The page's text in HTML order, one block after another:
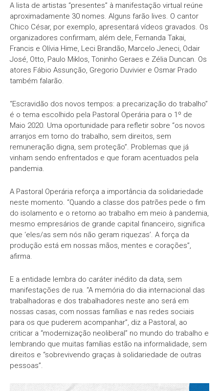
A lista de artistas “presentes” à manifestação virtual reúne
aproximadamente 30 nomes. Alguns farão lives. O cantor
Chico César, por exemplo, apresentará vídeos gravados. Os
organizadores confirmam, além dele, Fernanda Takai,
Francis e Olívia Hime, Leci Brandão, Marcelo Jeneci, Odair
José, Otto, Paulo Miklos, Toninho Geraes e Zélia Duncan. Os
atores Fábio Assunção, Gregorio Duvivier e Osmar Prado
também falarão.
“Escravidão dos novos tempos: a precarização do trabalho”
é o tema escolhido pela Pastoral Operária para o 1º de
Maio 2020. Uma oportunidade para refletir sobre “os novos
arranjos em torno do trabalho, sem direitos, sem
remuneração digna, sem proteção”. Problemas que já
vinham sendo enfrentados e que foram acentuados pela
pandemia.
A Pastoral Operária reforça a importância da solidariedade
neste momento. “Quando a classe dos patrões pede o fim
do isolamento e o retorno ao trabalho em meio à pandemia,
mesmo empresários de grande capital financeiro, significa
que ‘eles/as sem nós não geram riquezas’. A força da
produção está em nossas mãos, mentes e corações”,
afirma.
E a entidade lembra do caráter inédito da data, sem
manifestações de rua. “A memória do dia internacional das
trabalhadoras e dos trabalhadores neste ano será em
nossas casas, com nossas famílias e nas redes sociais
para os que puderem acompanhar”, diz a Pastoral, ao
criticar a “modernização neoliberal” no mundo do trabalho e
lembrando que muitas famílias estão na informalidade, sem
direitos e “sobrevivendo graças à solidariedade de outras
pessoas”.